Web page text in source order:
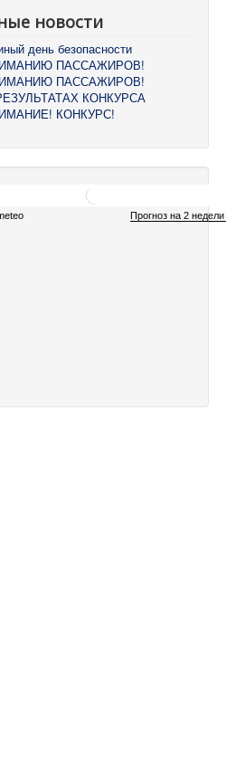
новости
день безопасности
ПАССАЖИРОВ!
ПАССАЖИРОВ!
КОНКУРСА
КОНКУРС!